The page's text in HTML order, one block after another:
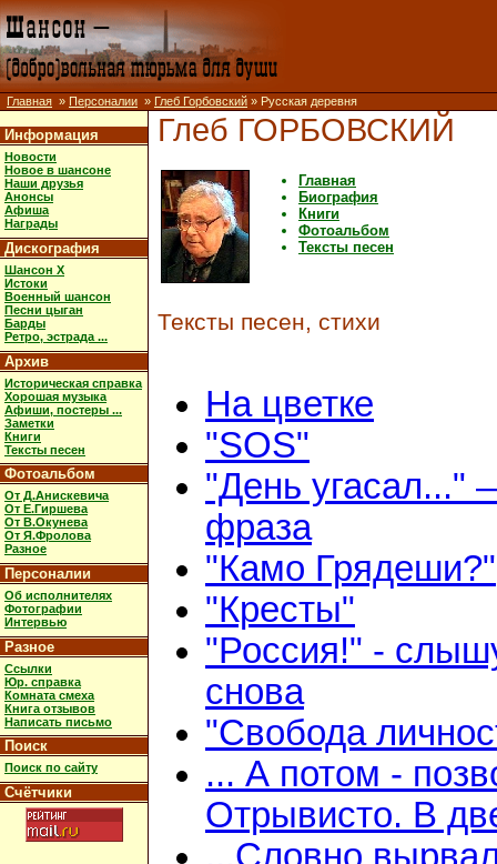
Главная » Персоналии » Глеб Горбовский » Русская деревня
Информация
Новости
Новое в шансоне
Наши друзья
Анонсы
Афиша
Награды
Дискография
Шансон X
Истоки
Военный шансон
Песни цыган
Барды
Ретро, эстрада ...
Архив
Историческая справка
Хорошая музыка
Афиши, постеры ...
Заметки
Книги
Тексты песен
Фотоальбом
От Д.Анискевича
От Е.Гиршева
От В.Окунева
От Я.Фролова
Разное
Персоналии
Об исполнителях
Фотографии
Интервью
Разное
Ссылки
Юр. справка
Комната смеха
Книга отзывов
Написать письмо
Поиск
Поиск по сайту
Счётчики
Глеб ГОРБОВСКИЙ
Главная
Биография
Книги
Фотоальбом
Тексты песен
Тексты песен, стихи
На цветке
"SOS"
"День угасал..."
фраза
"Камо Грядеши?"
"Кресты"
"Россия!" -
снова
"Свобода
... А потом -
Отрывисто. В